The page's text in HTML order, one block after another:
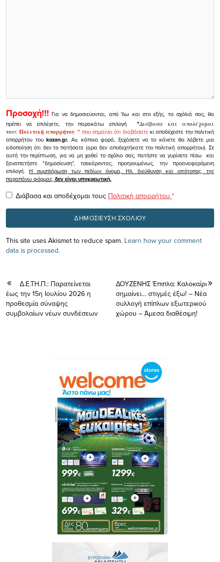
Προσοχή!!! Για να δημοσιεύονται, από 'δω και στο εξής, τα σχόλιά σας, θα
πρέπει να επιλέγετε, την παρακάτω επιλογή
"Διάβασα και αποδέχομαι
τουςΠολιτική απορρήτου" που σημαίνει ότι διαβάσατεκι αποδέχεστε την πολιτική
απορρήτου τουkozan.gr. Αν, κάποια φορά, ξεχάσετε να το κάνετε θα λάβετε μια
ειδοποίηση ότι δεν το πατήσατε (αρα δεν αποδεχτήκατε την πολιτική απορρήτου). Σε
αυτή την περίπτωση, για να μη χαθεί το σχόλιο σας, πατήστε να γυρίσετε πίσω και
ξαναπατήστε "δημοσίευση", τσεκάροντας, προηγουμένως, την προαναφερόμενη
επιλογή.Η συμπλήρωση των πεδίων όνομα, Ηλ. διεύθυνση και ιστότοπος, της
παραπάνω φόρμας, δεν είναι υποχρεωτική.
Διάβασα και αποδέχομαι τους Πολιτική απορρήτου *
This site uses Akismet to reduce spam. Learn how your comment
data is processed.
Δ.Ε.ΤΗ.Π.: Παρατείνεται
έως την 15η Ιουλίου 2026 η
προθεσμία σύναψης
συμβολαίων νέων συνδέσεων
ΔΟΥΖΕΝΗΣ Έπιπλα: Καλοκαίρι
σημαίνει… στιγμές έξω! – Νέα
συλλογή επίπλων εξωτερικού
χώρου – Άμεσα διαθέσιμη!